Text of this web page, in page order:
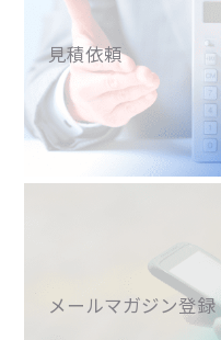
見積依頼
メールマガジン登録